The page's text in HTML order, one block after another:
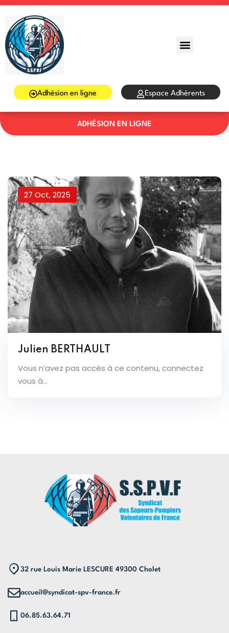
Adhésion en ligne Espace Adhérents
ADHÉSION EN LIGNE
27 Oct, 2025
Julien BERTHAULT
Vous n’avez pas accès à ce contenu, connectez
vous à...
32 rue Louis Marie LESCURE 49300 Cholet
accueil@syndicat-spv-france.fr
06.85.63.64.71
Don’t have an account?
Remember me Lost your password?